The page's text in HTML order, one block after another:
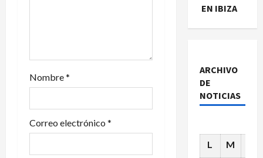
t
r
a
d
Nombre*
Correo electrónico *
EN IBIZA
ARCHIVO
DE
NOTICIAS
L M